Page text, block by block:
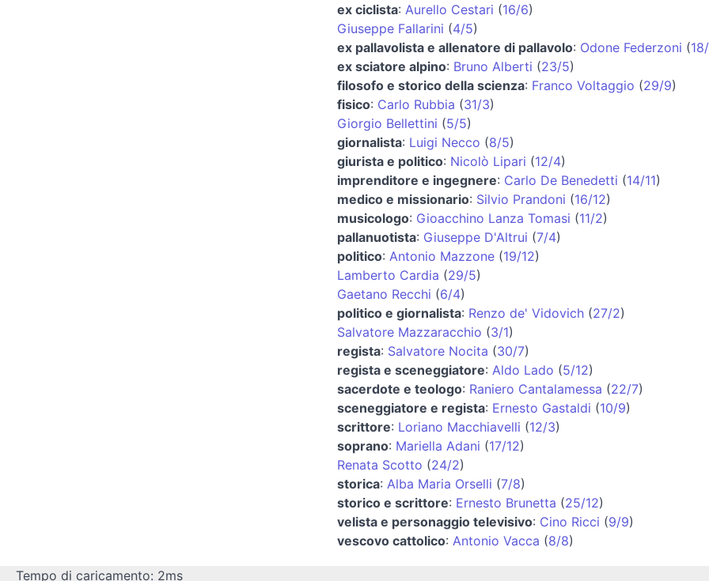
ex ciclista: Aurello Cestari (16/6)
Giuseppe Fallarini (4/5)
ex pallavolista e allenatore di pallavolo: Odone Federzoni (
ex sciatore alpino: Bruno Alberti (23/5)
filosofo e storico della scienza: Franco Voltaggio (29/9)
fisico: Carlo Rubbia (31/3)
Giorgio Bellettini (5/5)
giornalista: Luigi Necco (8/5)
giurista e politico: Nicolò Lipari (12/4)
imprenditore e ingegnere: Carlo De Benedetti (14/11)
medico e missionario: Silvio Prandoni (16/12)
musicologo: Gioacchino Lanza Tomasi (11/2)
pallanuotista: Giuseppe D'Altrui (7/4)
politico: Antonio Mazzone (19/12)
Lamberto Cardia (29/5)
Gaetano Recchi (6/4)
politico e giornalista: Renzo de' Vidovich (27/2)
Salvatore Mazzaracchio (3/1)
regista: Salvatore Nocita (30/7)
regista e sceneggiatore: Aldo Lado (5/12)
sacerdote e teologo: Raniero Cantalamessa (22/7)
sceneggiatore e regista: Ernesto Gastaldi (10/9)
scrittore: Loriano Macchiavelli (12/3)
soprano: Mariella Adani (17/12)
Renata Scotto (24/2)
storica: Alba Maria Orselli (7/8)
storico e scrittore: Ernesto Brunetta (25/12)
velista e personaggio televisivo: Cino Ricci (9/9)
vescovo cattolico: Antonio Vacca (8/8)
Tempo di caricamento: 2ms